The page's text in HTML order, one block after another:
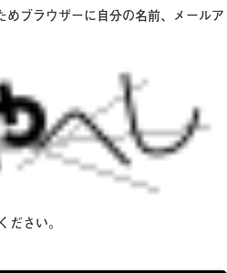
めブラウザーに自分の名前、メールア
さい。